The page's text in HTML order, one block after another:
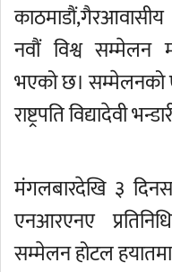
नवौं विश्व सम्मेलन
भएको छ। सम्मेलनको
राष्ट्रपति विद्यादेवी
मंगलबारदेखि ३
एनआरएनए
सम्मेलन होटल